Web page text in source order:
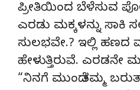
ಪ್ರೀತಿಯಿಂದ ಬೆಳೆಸುವ
ಎರಡು ಮಕ್ಕಳನ್ನು ಸಾಕಿ
ಸುಲಭವೇ.? ಇಲ್ಲಿ ಹಣದ
ಹೇಳುತ್ತಿರುವೆ. ಎರಡನೇ
“ನಿನಗೆ ಮುಂದೆ ತಮ್ಮ